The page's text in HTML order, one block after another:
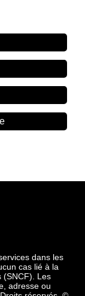
dans les
cas lié à la
(SNCF). Les
adresse ou